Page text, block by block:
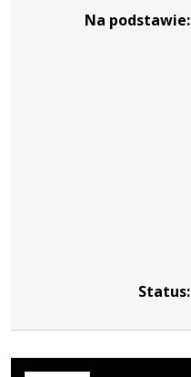
Na podstawie:
Status: